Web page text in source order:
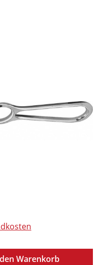
gewünschten
Warenkorb